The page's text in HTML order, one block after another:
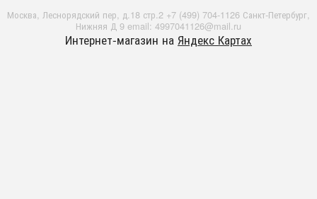
Москва, Леснорядский пер, д.18 стр.2 +7 (499) 704-1126 Санкт-Петербург,
Нижняя Д 9 email: 4997041126@mail.ru
Интернет-магазин на Яндекс Картах